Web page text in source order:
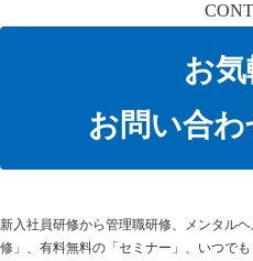
お
お問い合
新⼊社員研修から管理職研修、メンタル
修」、有料無料の「セミナー」、いつで